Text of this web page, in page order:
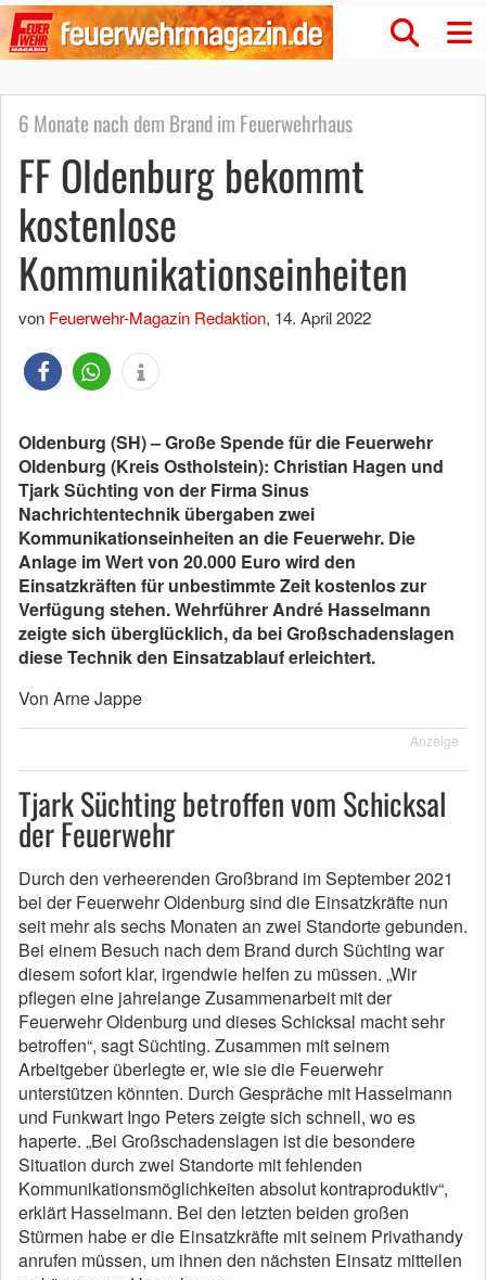
6 Monate nach dem Brand im Feuerwehrhaus
FF Oldenburg bekommt
kostenlose
Kommunikationseinheiten
von Feuerwehr-Magazin Redaktion, 14. April 2022
Oldenburg (SH) – ​Große Spende für die Feuerwehr
Oldenburg (Kreis Ostholstein): Christian Hagen und
Tjark Süchting von der Firma Sinus
Nachrichtentechnik übergaben zwei
Kommunikationseinheiten an die Feuerwehr. Die
Anlage im Wert von 20.000 Euro wird den
Einsatzkräften für unbestimmte Zeit kostenlos zur
Verfügung stehen. Wehrführer André Hasselmann
zeigte sich überglücklich, da bei Großschadenslagen
diese Technik den Einsatzablauf erleichtert.
Von Arne Jappe
Anzeige
Tjark Süchting betroffen vom Schicksal
der Feuerwehr
Durch den verheerenden Großbrand im September 2021
bei der Feuerwehr Oldenburg sind die Einsatzkräfte nun
seit mehr als sechs Monaten an zwei Standorte gebunden.
Bei einem Besuch nach dem Brand durch Süchting war
diesem sofort klar, irgendwie helfen zu müssen. „Wir
pflegen eine jahrelange Zusammenarbeit mit der
Feuerwehr Oldenburg und dieses Schicksal macht sehr
betroffen“, sagt Süchting. Zusammen mit seinem
Arbeitgeber überlegte er, wie sie die Feuerwehr
unterstützen könnten. Durch Gespräche mit Hasselmann
und Funkwart Ingo Peters zeigte sich schnell, wo es
haperte. „Bei Großschadenslagen ist die besondere
Situation durch zwei Standorte mit fehlenden
Kommunikationsmöglichkeiten absolut kontraproduktiv“,
erklärt Hasselmann. Bei den letzten beiden großen
Stürmen habe er die Einsatzkräfte mit seinem Privathandy
anrufen müssen, um ihnen den nächsten Einsatz mitteilen